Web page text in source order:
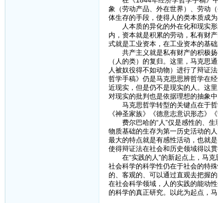
象（劳动产品、外在世界）、劳
体生存的手段，使得人的类本质成
人本质的异化的外在化和现实形
内，资本就是积累的劳动，私有财
式就是工业资本，在工业资本的基
共产主义就是私有财产的积极扬
（人的类）的复归。这里，马克思
人被奴役得不如动物）进行了辩证
哲学手稿》仍是马克思思辨哲学
近现实，但是仍不是现实的人。这
对现实的批判也是依据理想的抽象
马克思哲学转型的关键点在于哲
《神圣家族》《德意志意识形态》
费尔巴哈的“人”仅是感性的、生
物质基础的生存为第一历史活动的
最大的特点就是有感性活动，也就
使得辩证法在社会和历史领域得以
在“实践的人”的新起点上，马克
社会科学的科学性仍在于社会的特
的、客观的、可以通过直观去把握
在社会科学领域，人的实践的能动
的科学的真正研究。以此为起点，